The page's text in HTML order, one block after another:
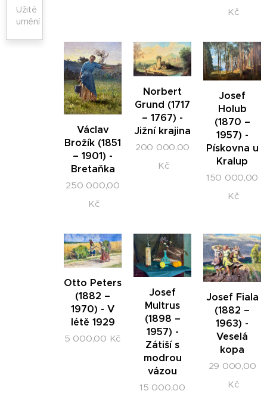
Užité
umění
Kč
Václav
Brožík (1851
– 1901) -
Bretaňka
250 000,00
Kč
Norbert
Grund (1717
– 1767) -
Jižní krajina
200 000,00
Kč
Josef
Holub
(1870 –
1957) -
Pískovna u
Kralup
150 000,00
Kč
Otto Peters
(1882 –
1970) - V
létě 1929
5 000,00 Kč
Josef
Multrus
(1898 –
1957) -
Zátiší s
modrou
vázou
15 000,00
Josef Fiala
(1882 –
1963) -
Veselá
kopa
29 000,00
Kč